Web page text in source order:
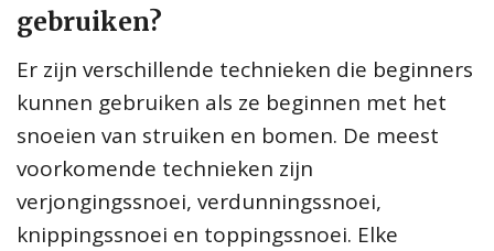
gebruiken?
Er zijn verschillende technieken die beginners
kunnen gebruiken als ze beginnen met het
snoeien van struiken en bomen. De meest
voorkomende technieken zijn
verjongingssnoei, verdunningssnoei,
knippingssnoei en toppingssnoei. Elke